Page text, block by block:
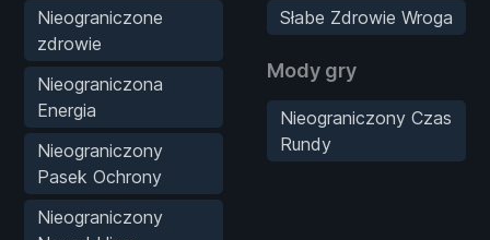
Nieograniczone
zdrowie
Nieograniczona
Energia
Nieograniczony
Pasek Ochrony
Nieograniczony
Słabe Zdrowie Wroga
Mody gry
Nieograniczony Czas
Rundy